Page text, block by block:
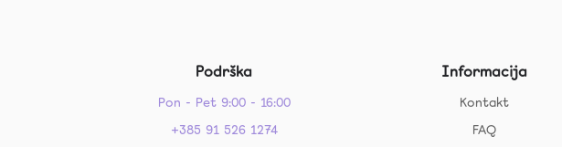
Podrška
Pon - Pet 9:00 - 16:00
+385 91 526 1274
Informacija
Kontakt
FAQ